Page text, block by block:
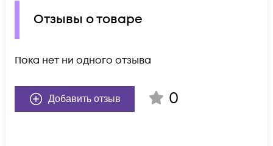
Отзывы о товаре
Пока нет ни одного отзыва
Добавить отзыв 0